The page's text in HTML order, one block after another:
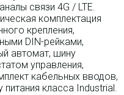
связи 4G / LTE.
комплектация
крепления,
DIN-рейками,
автомат, шину
управления,
кабельных вводов,
класса Industrial.